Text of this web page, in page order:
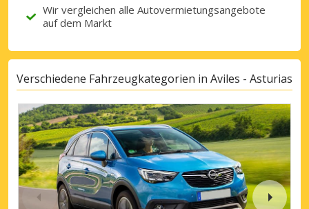
Wir vergleichen alle Autovermietungsangebote
auf dem Markt
Verschiedene Fahrzeugkategorien in Aviles - Asturias